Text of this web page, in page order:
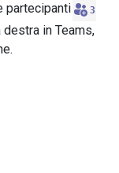
partecipanti
in Teams,